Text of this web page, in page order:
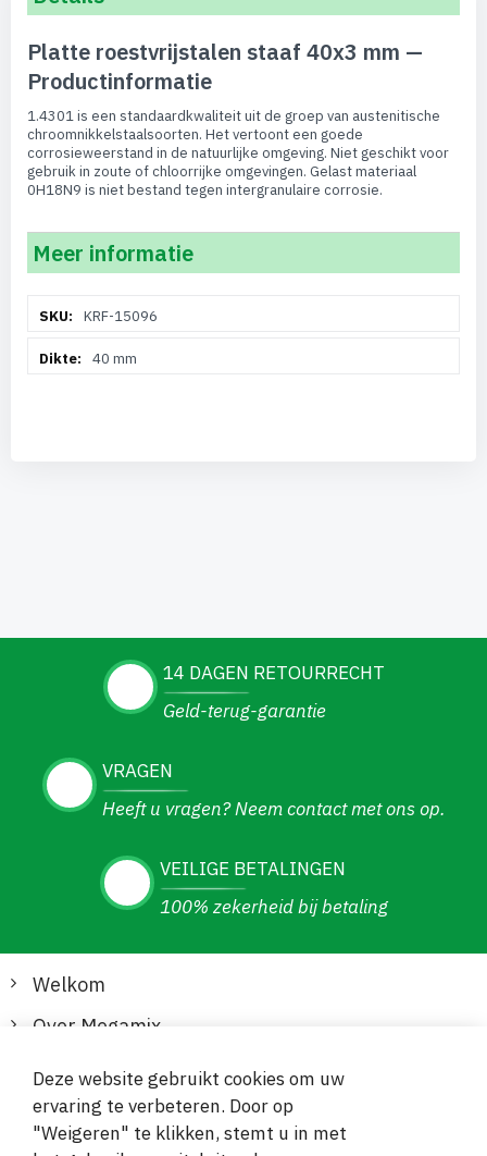
Platte roestvrijstalen staaf 40x3 mm —
Productinformatie
1.4301 is een standaardkwaliteit uit de groep van austenitische
chroomnikkelstaalsoorten. Het vertoont een goede
corrosieweerstand in de natuurlijke omgeving. Niet geschikt voor
gebruik in zoute of chloorrijke omgevingen. Gelast materiaal
0H18N9 is niet bestand tegen intergranulaire corrosie.
Meer informatie
informatieKRF-15096
40 mm
14 DAGEN RETOURRECHT
Geld-terug-garantie
VRAGEN
Heeft u vragen? Neem contact met ons op.
VEILIGE BETALINGEN
100% zekerheid bij betaling
Welkom
Over Megamix
Informatie
Klantenservice
Deze website gebruikt cookies om uw
ervaring te verbeteren. Door op
"Weigeren" te klikken, stemt u in met